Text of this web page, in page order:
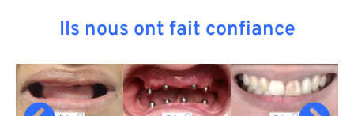
Ils nous ont fait confiance